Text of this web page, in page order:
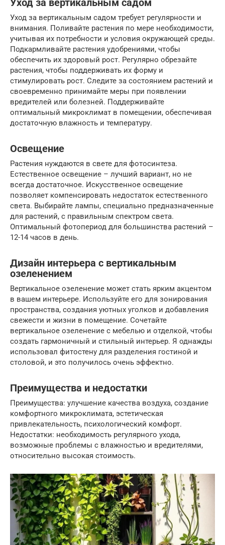
Уход за вертикальным садом
Уход за вертикальным садом требует регулярности и
внимания. Поливайте растения по мере необходимости,
учитывая их потребности и условия окружающей среды.
Подкармливайте растения удобрениями, чтобы
обеспечить их здоровый рост. Регулярно обрезайте
растения, чтобы поддерживать их форму и
стимулировать рост. Следите за состоянием растений и
своевременно принимайте меры при появлении
вредителей или болезней. Поддерживайте
оптимальный микроклимат в помещении, обеспечивая
достаточную влажность и температуру.
Освещение
Растения нуждаются в свете для фотосинтеза.
Естественное освещение – лучший вариант, но не
всегда достаточное. Искусственное освещение
позволяет компенсировать недостаток естественного
света. Выбирайте лампы, специально предназначенные
для растений, с правильным спектром света.
Оптимальный фотопериод для большинства растений –
12-14 часов в день.
Дизайн интерьера с вертикальным
озеленением
Вертикальное озеленение может стать ярким акцентом
в вашем интерьере. Используйте его для зонирования
пространства, создания уютных уголков и добавления
свежести и жизни в помещение. Сочетайте
вертикальное озеленение с мебелью и отделкой, чтобы
создать гармоничный и стильный интерьер. Я однажды
использовал фитостену для разделения гостиной и
столовой, и это получилось очень эффектно.
Преимущества и недостатки
Преимущества: улучшение качества воздуха, создание
комфортного микроклимата, эстетическая
привлекательность, психологический комфорт.
Недостатки: необходимость регулярного ухода,
возможные проблемы с влажностью и вредителями,
относительно высокая стоимость.